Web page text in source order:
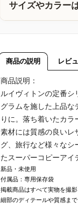
サイズやカラー
商品の説明 レビ
商品説明：
ルイヴィトンの定番
グラムを施した上品な
りに。落ち着いたカラ
素材には質感の良いレ
グ、旅行など様々なシ
たスーパーコピーアイ
新品・未使用
付属品：専用保存袋
掲載商品はすべて実物を撮
細部のディテールや質感ま